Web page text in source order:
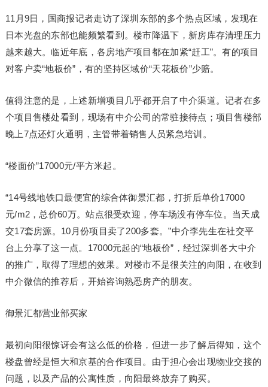
11月9日，国商报记者走访了深圳东部的多个热点区域，发现在
日本光盘的东部也能频繁看到。楼市降温下，新房库存清理压力
越来越大。临近年底，各房地产项目都在加紧“赶工”。有的项目
对客户卖“地板价”，有的坚持区域价“天花板价”少赔。
值得注意的是，上述新增项目几乎都开启了中介渠道。记者在多
个项目售楼处看到，现场有中介公司的常驻接待点；项目售楼部
晚上7点还灯火通明，主管带着销售人员紧急培训。
“楼面价”17000元/平方米起。
“14号线地铁口最便宜的综合体御景汇都，打折后单价17000
元/m2，总价60万。站点很受欢迎，停车场没有停车位。当天成
交17套房源。10月份项目卖了200多套。”中介李先生在社交平
台上分享了这一点。17000元起的“地板价”，经过深圳各大中介
的推广，取得了理想的效果。对楼市不是很关注的向阳，在收到
中介微信的推荐后，开始咨询熟悉房产的朋友。
御景汇都营业部买家
最初向阳很惊讶会有这么低的价格，但进一步了解后得知，这个
楼盘曾经是恒大和京基的合作项目。由于担心会出现物业交接的
问题，以及产品的公寓性质，向阳最终放弃了购买。